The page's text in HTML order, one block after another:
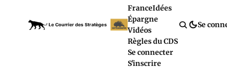
FranceIdées
Épargne
Vidéos
Règles du CDS
Se connecter
S'inscrire
Se